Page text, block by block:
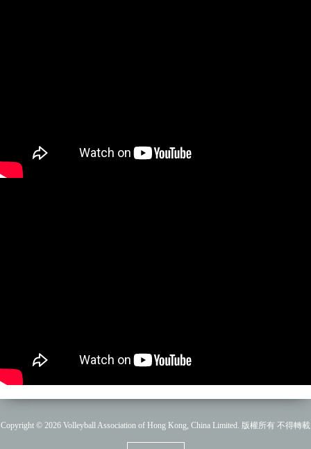
Copyright © 2026 Volleyball Association of Hong Kong, China Limited. 版權所有 不得轉載